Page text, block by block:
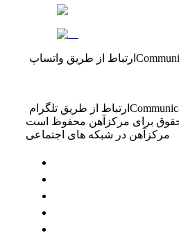
ارتباط از طریق واتساپ
ارتباط از طریق تلگرام
برای مرکزآهن محفوظ است
مرکزآهن در شبکه های اجتماعی